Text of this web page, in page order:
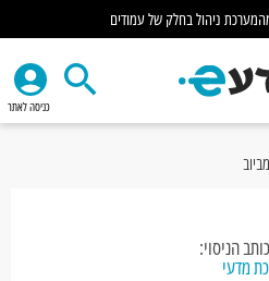
ניהול בחלק של עמודים
כניסה לאתר
הניסוי:
מדעי